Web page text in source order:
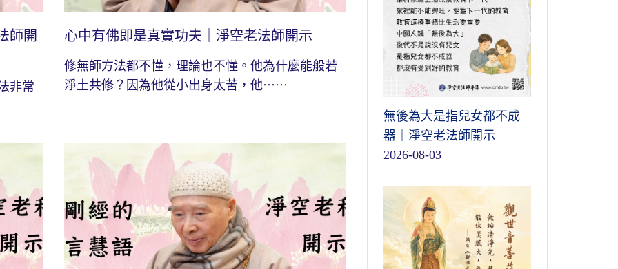
師開
非常
心中有佛即是真實功夫｜淨空老法師開示
修無師方法都不懂，理論也不懂。他為什麼能般若
淨土共修？因為他從小出身太苦，他⋯⋯
無後為大是指兒女都不成
器｜淨空老法師開示
2026-08-03